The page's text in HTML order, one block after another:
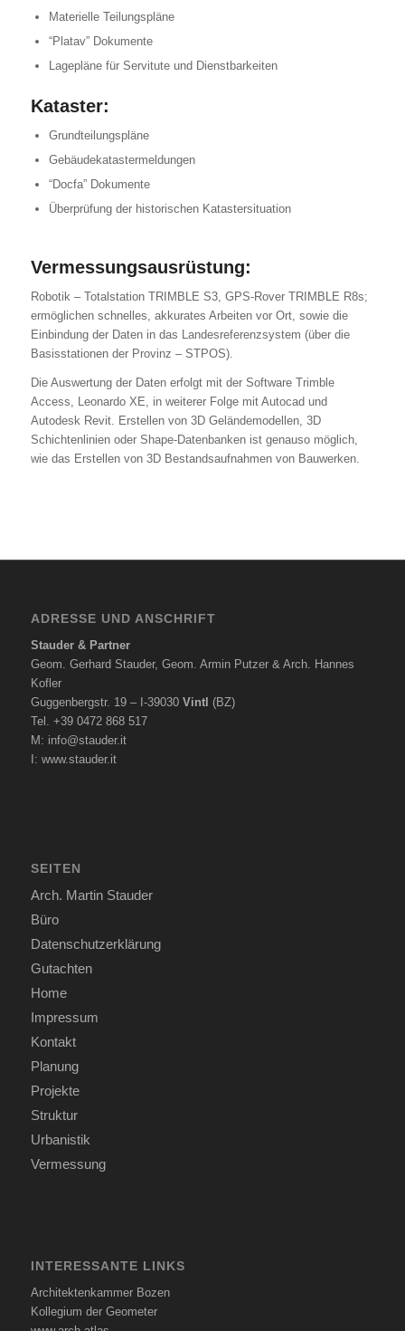
Materielle Teilungspläne
“Platav” Dokumente
Lagepläne für Servitute und Dienstbarkeiten
Kataster:
Grundteilungspläne
Gebäudekatastermeldungen
“Docfa” Dokumente
Überprüfung der historischen Katastersituation
Vermessungsausrüstung:
Robotik – Totalstation TRIMBLE S3, GPS-Rover TRIMBLE R8s;
ermöglichen schnelles, akkurates Arbeiten vor Ort, sowie die
Einbindung der Daten in das Landesreferenzsystem (über die
Basisstationen der Provinz – STPOS).
Die Auswertung der Daten erfolgt mit der Software Trimble
Access, Leonardo XE, in weiterer Folge mit Autocad und
Autodesk Revit. Erstellen von 3D Geländemodellen, 3D
Schichtenlinien oder Shape-Datenbanken ist genauso möglich,
wie das Erstellen von 3D Bestandsaufnahmen von Bauwerken.
ADRESSE UND ANSCHRIFT
Stauder & Partner
Geom. Gerhard Stauder, Geom. Armin Putzer & Arch. Hannes
Kofler
Guggenbergstr. 19 – I-39030 Vintl (BZ)
Tel. +39 0472 868 517
M: info@stauder.it
I: www.stauder.it
SEITEN
Arch. Martin Stauder
Büro
Datenschutzerklärung
Gutachten
Home
Impressum
Kontakt
Planung
Projekte
Struktur
Urbanistik
Vermessung
INTERESSANTE LINKS
Architektenkammer Bozen
Kollegium der Geometer